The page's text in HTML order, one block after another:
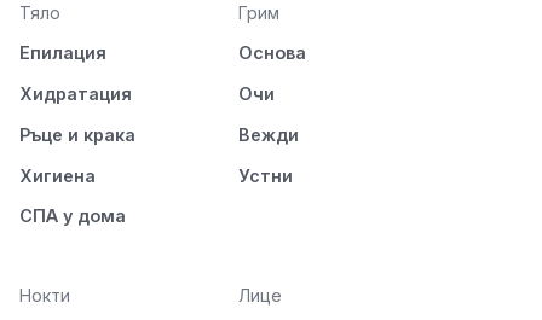
Тяло
Епилация
Хидратация
Ръце и крака
Хигиена
СПА у дома
Грим
Основа
Очи
Вежди
Устни
Нокти
Лице